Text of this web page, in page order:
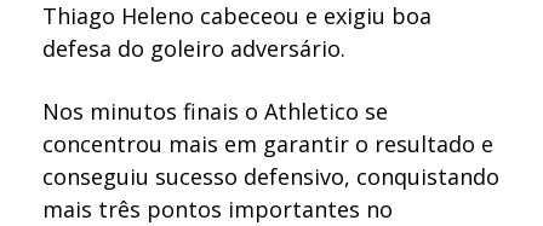
Thiago Heleno cabeceou e exigiu boa
defesa do goleiro adversário.
Nos minutos finais o Athletico se
concentrou mais em garantir o resultado e
conseguiu sucesso defensivo, conquistando
mais três pontos importantes no